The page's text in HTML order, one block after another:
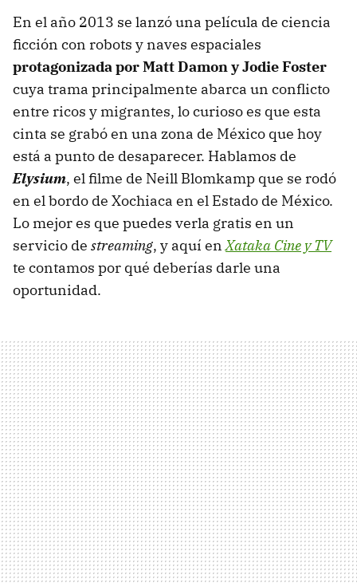
En el año 2013 se lanzó una película de ciencia
ficción con robots y naves espaciales
protagonizada por Matt Damon y Jodie Foster
cuya trama principalmente abarca un conflicto
entre ricos y migrantes, lo curioso es que esta
cinta se grabó en una zona de México que hoy
está a punto de desaparecer. Hablamos de
Elysium, el filme de Neill Blomkamp que se rodó
en el bordo de Xochiaca en el Estado de México.
Lo mejor es que puedes verla gratis en un
servicio de streaming, y aquí enXataka Cine y TV
te contamos por qué deberías darle una
oportunidad.